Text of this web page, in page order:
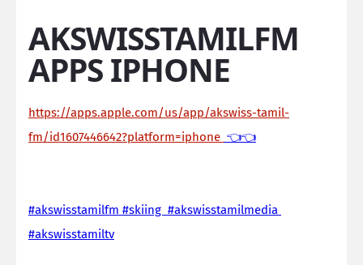
AKSWISSTAMILFM
APPS IPHONE
https://apps.apple.com/us/app/akswiss-tamil-
fm/id1607446642?platform=iphone 👈👈
#akswisstamilfm #skiing #akswisstamilmedia
#akswisstamiltv